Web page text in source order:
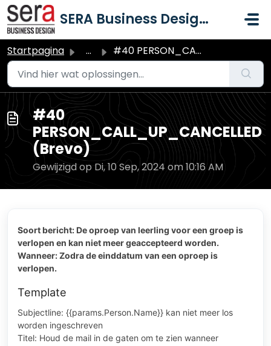
Doorgaan naar hoofdinhoud
SERA Business Design B.V.
Startpagina ... #40 PERSON_CALL_UP_CANCELLED (Brevo)
#40
PERSON_CALL_UP_CANCELLED
(Brevo)
Gewijzigd op Di, 10 Sep, 2024 om 10:16 AM
Soort bericht: De oproep van leerling voor een groep is
verlopen en kan niet meer geaccepteerd worden.
Wanneer: Zodra de einddatum van een oproep is
verlopen.
Template
Subjectline: {{params.Person.Name}} kan niet meer los
worden ingeschreven
Titel: Houd de mail in de gaten om te zien wanneer